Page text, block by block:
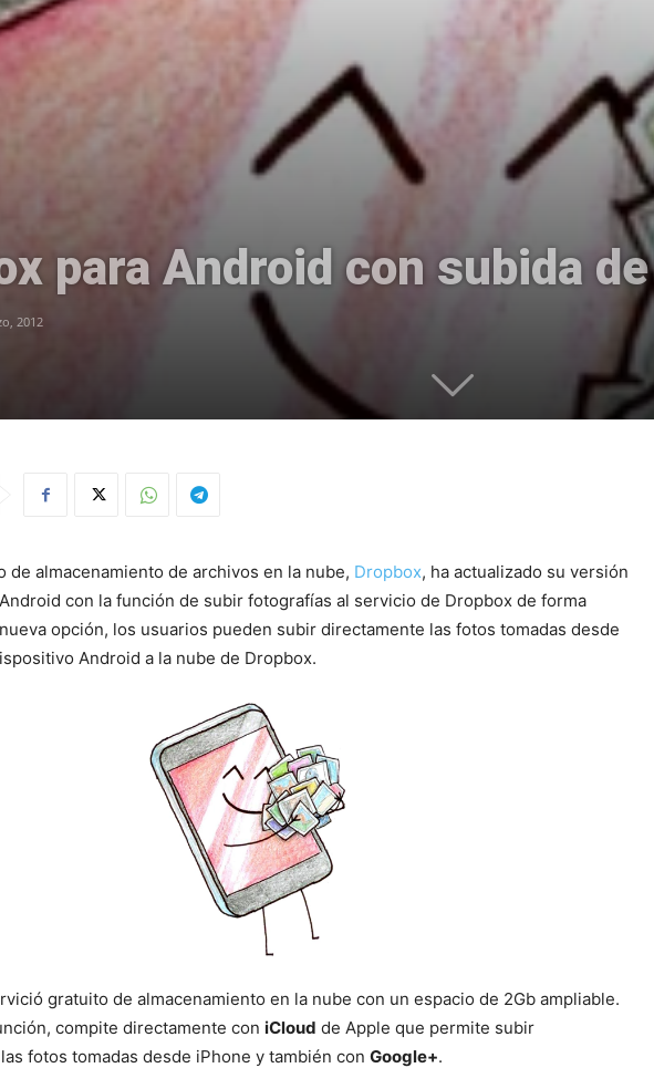
para Android con subida
2012
de almacenamiento de archivos en la nube, Dropbox, ha actualizado su versión
con la función de subir fotografías al servicio de Dropbox de forma
opción, los usuarios pueden subir directamente las fotos tomadas desde
Android a la nube de Dropbox.
gratuito de almacenamiento en la nube con un espacio de 2Gb ampliable.
compite directamente con iCloud de Apple que permite subir
fotos tomadas desde iPhone y también con Google+.